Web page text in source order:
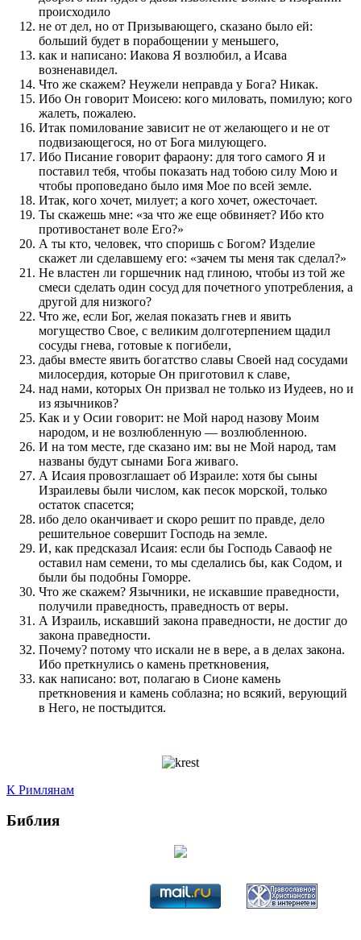
происходило
не от дел, но от Призывающего, сказано было ей:
больший будет в порабощении у меньшего,
как и написано: Иакова Я возлюбил, а Исава
возненавидел.
Что же скажем? Неужели неправда у Бога? Никак.
Ибо Он говорит Моисею: кого миловать, помилую; кого
жалеть, пожалею.
Итак помилование зависит не от желающего и не от
подвизающегося, но от Бога милующего.
Ибо Писание говорит фараону: для того самого Я и
поставил тебя, чтобы показать над тобою силу Мою и
чтобы проповедано было имя Мое по всей земле.
Итак, кого хочет, милует; а кого хочет, ожесточает.
Ты скажешь мне: «за что же еще обвиняет? Ибо кто
противостанет воле Его?»
А ты кто, человек, что споришь с Богом? Изделие
скажет ли сделавшему его: «зачем ты меня так сделал?»
Не властен ли горшечник над глиною, чтобы из той же
смеси сделать один сосуд для почетного употребления, а
другой для низкого?
Что же, если Бог, желая показать гнев и явить
могущество Свое, с великим долготерпением щадил
сосуды гнева, готовые к погибели,
дабы вместе явить богатство славы Своей над сосудами
милосердия, которые Он приготовил к славе,
над нами, которых Он призвал не только из Иудеев, но и
из язычников?
Как и у Осии говорит: не Мой народ назову Моим
народом, и не возлюбленную — возлюбленною.
И на том месте, где сказано им: вы не Мой народ, там
названы будут сынами Бога живаго.
А Исаия провозглашает об Израиле: хотя бы сыны
Израилевы были числом, как песок морской, только
остаток спасется;
ибо дело оканчивает и скоро решит по правде, дело
решительное совершит Господь на земле.
И, как предсказал Исаия: если бы Господь Саваоф не
оставил нам семени, то мы сделались бы, как Содом, и
были бы подобны Гоморре.
Что же скажем? Язычники, не искавшие праведности,
получили праведность, праведность от веры.
А Израиль, искавший закона праведности, не достиг до
закона праведности.
Почему? потому что искали не в вере, а в делах закона.
Ибо преткнулись о камень преткновения,
как написано: вот, полагаю в Сионе камень
преткновения и камень соблазна; но всякий, верующий
в Него, не постыдится.
К Римлянам
Библия